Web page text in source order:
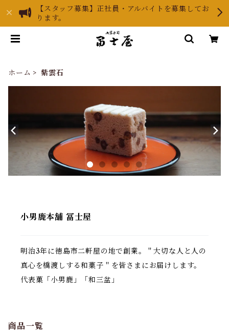
【スタッフ募集】正社員・アルバイトを募集してお
ります。
ホーム 紫雲石
小男鹿本舗 冨士屋
明治3年に徳島市二軒屋の地で創業。＂大切な人と人の
真心を橋渡しする和菓子＂を皆さまにお届けします。
代表菓「小男鹿」「和三盆」
商品一覧